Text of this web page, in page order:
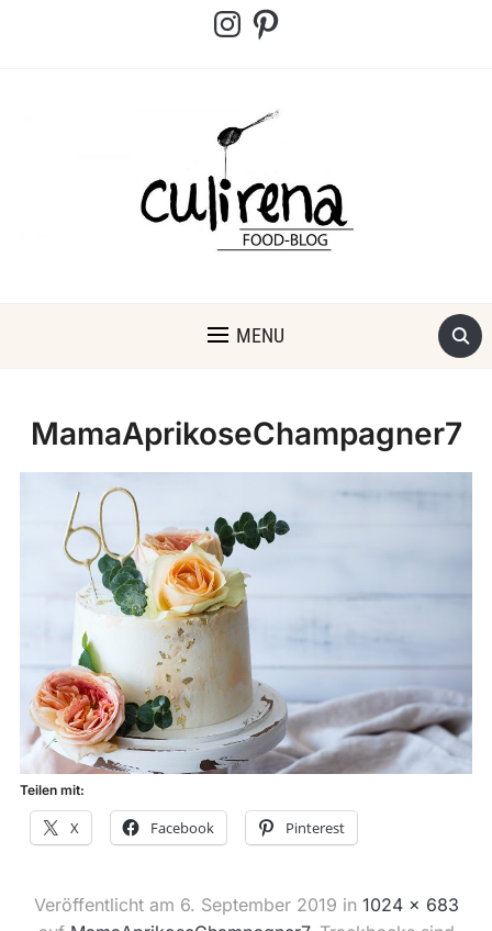
InstagramPinterest
MENU
MamaAprikoseChampagner7
Teilen mit:
X Facebook Pinterest
Veröffentlicht am 6. September 2019 in 1024 × 683